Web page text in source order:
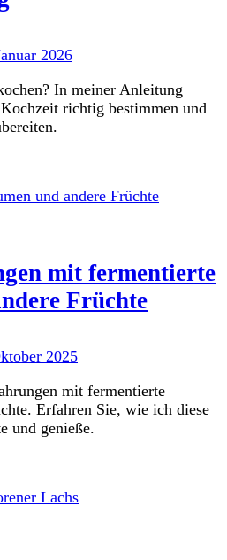
2026
In meiner Anleitung
richtig bestimmen und
mit fermentierte
Früchte
2025
mit fermentierte
Erfahren Sie, wie ich diese
und genieße.